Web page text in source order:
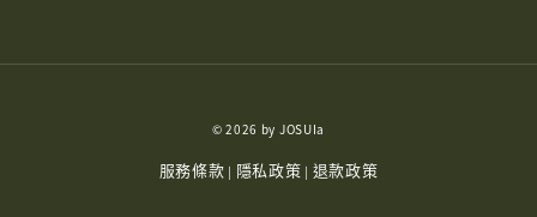
© 2026 by JOSUIa
服務條款 | 隱私政策 | 退款政策